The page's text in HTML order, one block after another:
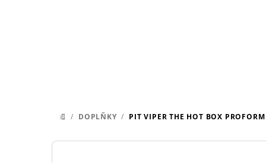
DOMŮ
/ DOPLŇKY / PIT VIPER THE HOT BOX
P